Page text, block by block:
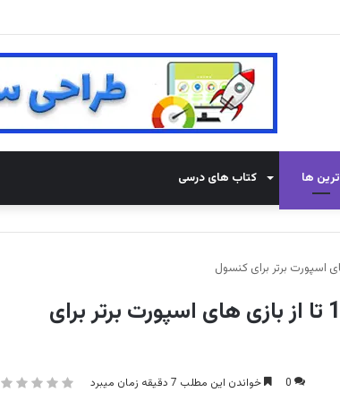
ترین ها کتاب های درسی
بهترین بازی‌ های ورزشی کنسول: 12 تا از بازی های اسپورت برتر برای
0 خواندن این مطلب 7 دقیقه زمان میبرد